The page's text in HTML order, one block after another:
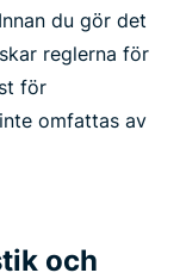
du gör det
reglerna för
för
omfattas av
och